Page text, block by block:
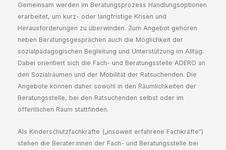
Gemeinsam werden im Beratungsprozess Handlungsoptionen
erarbeitet, um kurz- oder langfristige Krisen und
Herausforderungen zu überwinden. Zum Angebot gehören
neben Beratungsgesprächen auch die Möglichkeit der
sozialpädagogischen Begleitung und Unterstützung im Alltag.
Dabei orientiert sich die Fach- und Beratungsstelle ADERO an
den Sozialräumen und der Mobilität der Ratsuchenden. Die
Angebote können daher sowohl in den Räumlichkeiten der
Beratungsstelle, bei den Ratsuchenden selbst oder im
öffentlichen Raum stattfinden.
Als Kinderschutzfachkräfte („insoweit erfahrene Fachkräfte“)
stehen die Berater:innen der Fach- und Beratungsstelle bei